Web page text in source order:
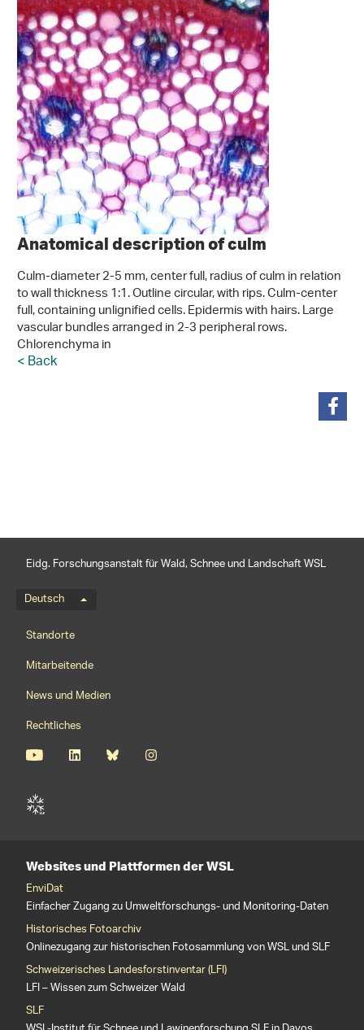
Anatomical description of culm
Culm-diameter 2-5 mm, center full, radius of culm in relation
to wall thickness 1:1. Outline circular, with rips. Culm-center
full, containing unlignified cells. Epidermis with hairs. Large
vascular bundles arranged in 2-3 peripheral rows.
Chlorenchyma in
< Back
Eidg. Forschungsanstalt für Wald, Schnee und Landschaft WSL
Sprachmenü
Deutsch
Footernavigation
Standorte
Mitarbeitende
News und Medien
Rechtliches
Websites und Plattformen der WSL
EnviDat
Einfacher Zugang zu Umweltforschungs- und Monitoring-Daten
Historisches Fotoarchiv
Onlinezugang zur historischen Fotosammlung von WSL und SLF
Schweizerisches Landesforstinventar (LFI)
LFI – Wissen zum Schweizer Wald
SLF